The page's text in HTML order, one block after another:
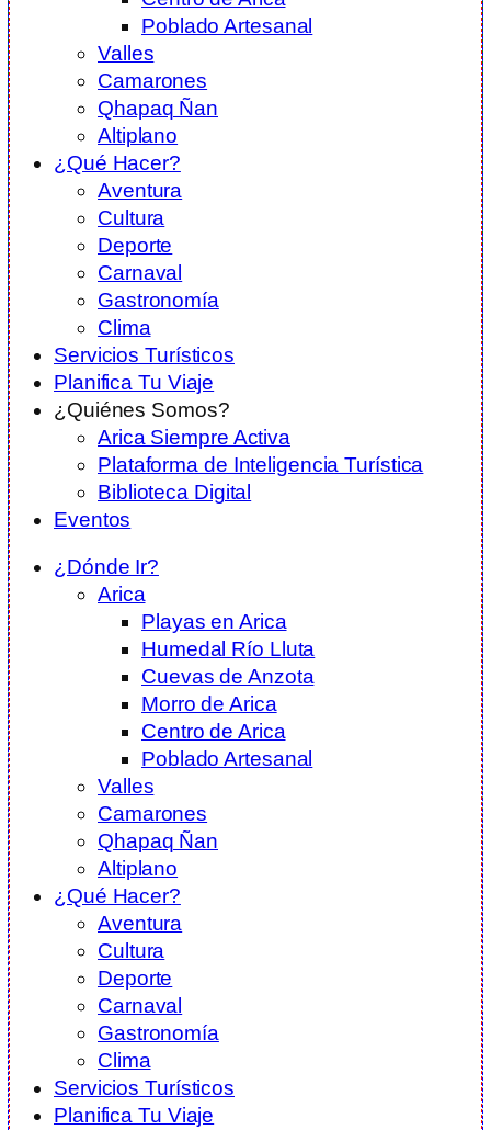
Poblado Artesanal
Valles
Camarones
Qhapaq Ñan
Altiplano
¿Qué Hacer?
Aventura
Cultura
Deporte
Carnaval
Gastronomía
Clima
Servicios Turísticos
Planifica Tu Viaje
¿Quiénes Somos?
Arica Siempre Activa
Plataforma de Inteligencia Turística
Biblioteca Digital
Eventos
¿Dónde Ir?
Arica
Playas en Arica
Humedal Río Lluta
Cuevas de Anzota
Morro de Arica
Centro de Arica
Poblado Artesanal
Valles
Camarones
Qhapaq Ñan
Altiplano
¿Qué Hacer?
Aventura
Cultura
Deporte
Carnaval
Gastronomía
Clima
Servicios Turísticos
Planifica Tu Viaje